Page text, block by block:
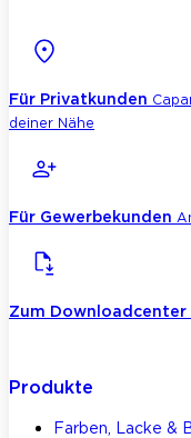
Für Privatkunden
deiner Nähe
Für Gewerbekunden
Zum Downloadcenter
Produkte
Farben, Lacke &